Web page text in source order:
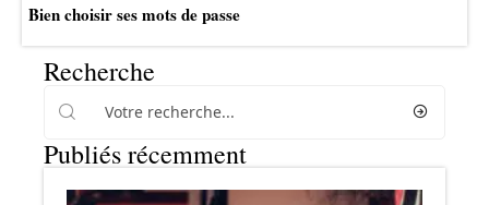
Bien choisir ses mots de passe
Recherche
Publiés récemment